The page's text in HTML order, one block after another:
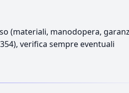
(materiali, manodopera,
verifica sempre eventuali